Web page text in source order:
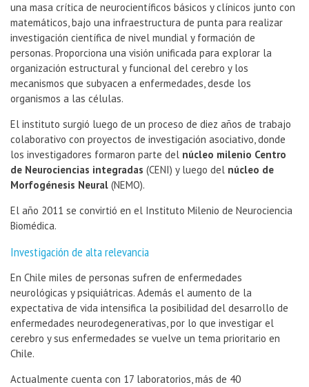
una masa crítica de neurocientíficos básicos y clínicos junto con
matemáticos, bajo una infraestructura de punta para realizar
investigación científica de nivel mundial y formación de
personas. Proporciona una visión unificada para explorar la
organización estructural y funcional del cerebro y los
mecanismos que subyacen a enfermedades, desde los
organismos a las células.
El instituto surgió luego de un proceso de diez años de trabajo
colaborativo con proyectos de investigación asociativo, donde
los investigadores formaron parte del núcleo milenio Centro
de Neurociencias integradas (CENI) y luego del núcleo de
Morfogénesis Neural (NEMO).
El año 2011 se convirtió en el Instituto Milenio de Neurociencia
Biomédica.
Investigación de alta relevancia
En Chile miles de personas sufren de enfermedades
neurológicas y psiquiátricas. Además el aumento de la
expectativa de vida intensifica la posibilidad del desarrollo de
enfermedades neurodegenerativas, por lo que investigar el
cerebro y sus enfermedades se vuelve un tema prioritario en
Chile.
Actualmente cuenta con 17 laboratorios, más de 40